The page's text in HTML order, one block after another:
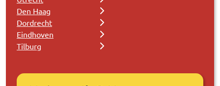
Den Haag
Dordrecht
Eindhoven
Tilburg